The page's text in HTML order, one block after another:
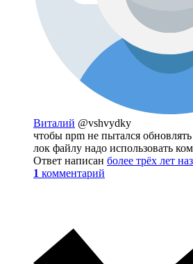
Виталий @vshvydky
чтобы npm не пытался
лок файлу надо использовать
Ответ написан более трёх лет
1 комментарий